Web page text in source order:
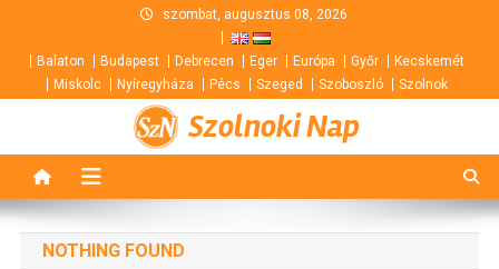
content
szombat, augusztus 08, 2026
Balaton Budapest Debrecen Eger Európa Győr
Kecskemét
Miskolc
Nyíregyháza Pécs Szeged Szoboszló Szolnok
Szolnoki Nap
NOTHING FOUND